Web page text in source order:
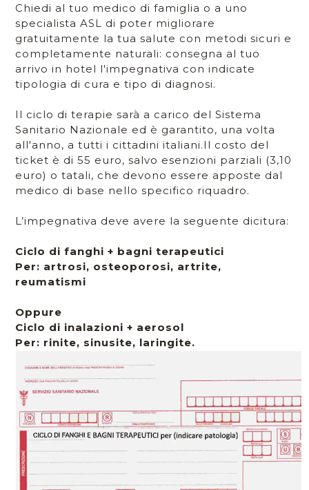
Chiedi al tuo medico di famiglia o a uno
specialista ASL di poter migliorare
gratuitamente la tua salute con metodi sicuri e
completamente naturali: consegna al tuo
arrivo in hotel l'impegnativa con indicate
tipologia di cura e tipo di diagnosi.
Il ciclo di terapie sarà a carico del Sistema
Sanitario Nazionale ed è garantito, una volta
all'anno, a tutti i cittadini italiani.Il costo del
ticket è di 55 euro, salvo esenzioni parziali (3,10
euro) o tatali, che devono essere apposte dal
medico di base nello specifico riquadro.
L’impegnativa deve avere la seguente dicitura:
Ciclo di fanghi + bagni terapeutici
Per: artrosi, osteoporosi, artrite,
reumatismi
Oppure
Ciclo di inalazioni + aerosol
Per: rinite, sinusite, laringite.